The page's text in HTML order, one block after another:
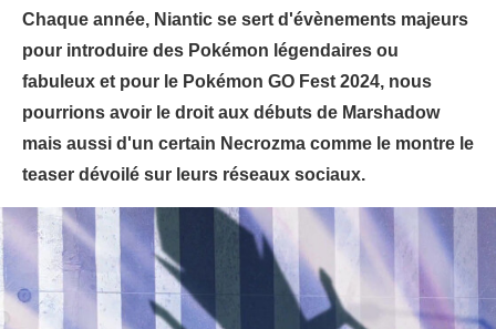
Chaque année, Niantic se sert d'évènements majeurs
pour introduire des Pokémon légendaires ou
fabuleux et pour le Pokémon GO Fest 2024, nous
pourrions avoir le droit aux débuts de Marshadow
mais aussi d'un certain Necrozma comme le montre le
teaser dévoilé sur leurs réseaux sociaux.